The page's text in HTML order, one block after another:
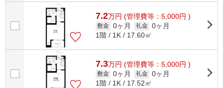
7.2万円 (管理費等：5,000円 )
敷金 0ヶ月 礼金 0ヶ月
1階 / 1K / 17.60㎡
7.3万円 (管理費等：5,000円 )
敷金 0ヶ月 礼金 0ヶ月
1階 / 1K / 17.52㎡